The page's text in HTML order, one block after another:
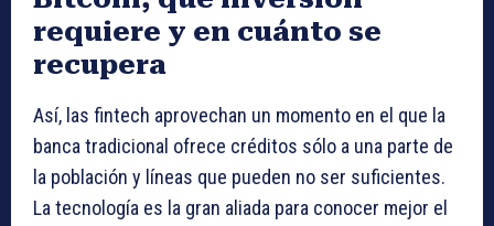
requiere y en cuánto se
recupera
Así, las fintech aprovechan un momento en el que la
banca tradicional ofrece créditos sólo a una parte de
la población y líneas que pueden no ser suficientes.
La tecnología es la gran aliada para conocer mejor el